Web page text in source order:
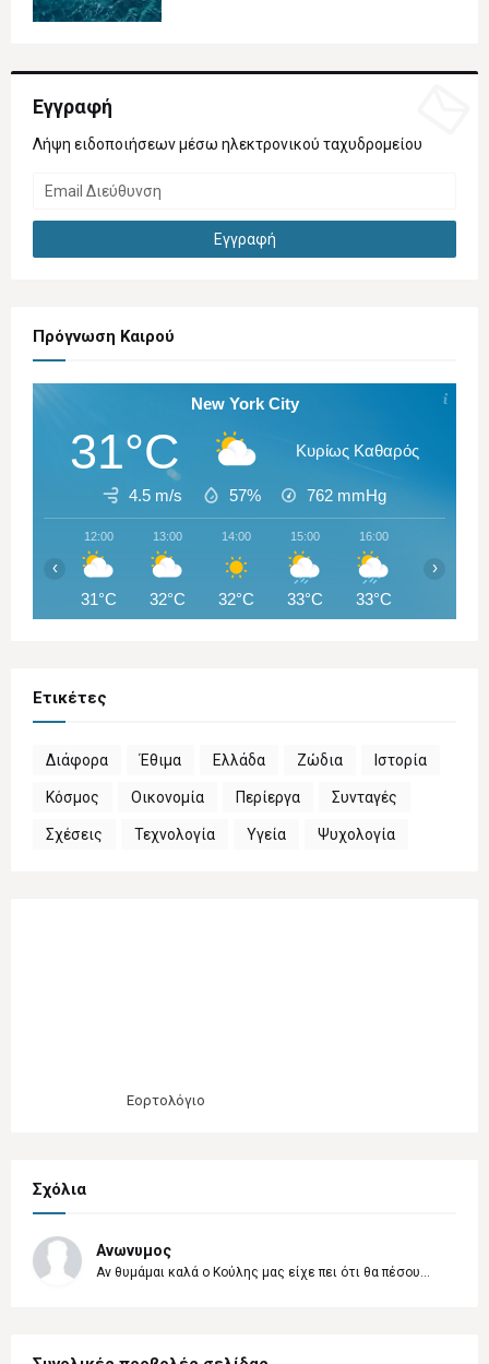
Εγγραφή
Λήψη ειδοποιήσεων μέσω ηλεκτρονικού ταχυδρομείου
Πρόγνωση Καιρού
New York City
31°C Κυρίως Καθαρός
4.5 m/s 57% 762 mmHg
12:00
31°C
13:00
32°C
14:00
32°C
15:00
33°C
16:00
33°C
‹ ›
Ετικέτες
Διάφορα Έθιμα Ελλάδα Ζώδια Ιστορία
Κόσμος Οικονομία Περίεργα Συνταγές
Σχέσεις Τεχνολογία Υγεία Ψυχολογία
Εορτολόγιο
Σχόλια
Ανωνυμος
Αν θυμάμαι καλά ο Κούλης μας είχε πει ότι θα πέσου...